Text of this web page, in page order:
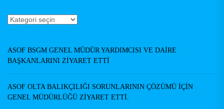
Haberler
ASOF BSGM GENEL MÜDÜR YARDIMCISI VE DAİRE
BAŞKANLARINI ZİYARET ETTİ
ASOF OLTA BALIKÇILIĞI SORUNLARININ ÇÖZÜMÜ İÇİN
GENEL MÜDÜRLÜĞÜ ZİYARET ETTİ.